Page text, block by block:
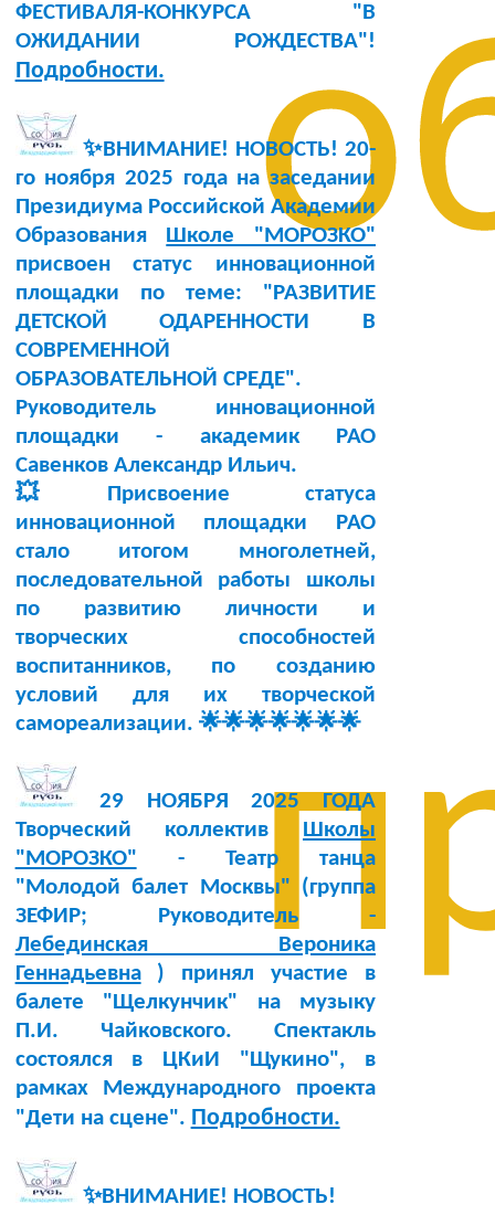
ФЕСТИВАЛЯ-КОНКУРСА "В
ОЖИДАНИИ РОЖДЕСТВА"!
Подробности.
✨ВНИМАНИЕ! НОВОСТЬ! 20-
го ноября 2025 годана заседании
Президиума Российской Академии
Образования Школе "МОРОЗКО"
присвоен статус инновационной
площадки по теме: "РАЗВИТИЕ
ДЕТСКОЙ ОДАРЕННОСТИ В
СОВРЕМЕННОЙ
ОБРАЗОВАТЕЛЬНОЙ СРЕДЕ".
Руководитель инновационной
площадки - академик РАО
Савенков Александр Ильич.
💥Присвоение статуса
инновационной площадки РАО
стало итогом многолетней,
последовательной работы школы
по развитию личности и
творческих способностей
воспитанников, по созданию
условий для их творческой
самореализации. 🌟🌟🌟🌟🌟🌟🌟
29 НОЯБРЯ 2025 ГОДА
Творческий коллектив Школы
"МОРОЗКО" - Театр танца
"Молодой балет Москвы" (группа
ЗЕФИР; Руководитель -
Лебединская Вероника
Геннадьевна) принял участие в
балете "Щелкунчик" на музыку
П.И. Чайковского. Спектакль
состоялся в ЦКиИ "Щукино", в
рамках Международного проекта
"Дети на сцене". Подробности.
✨ВНИМАНИЕ! НОВОСТЬ!